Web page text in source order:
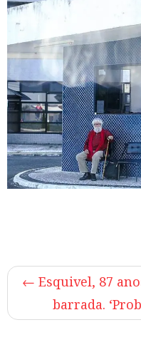
← Esquivel, 87
barrada.